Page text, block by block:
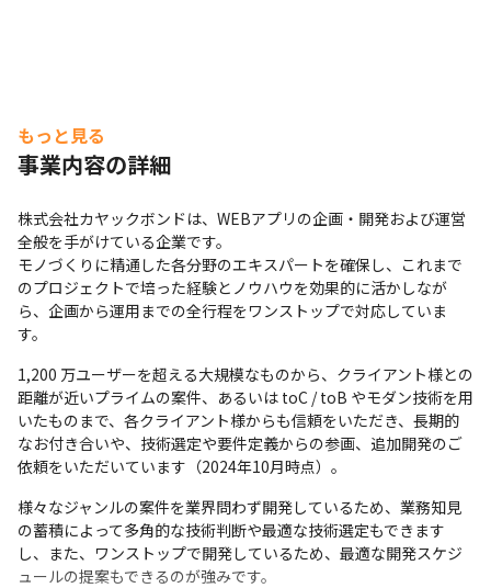
もっと見る
事業内容の詳細
株式会社カヤックボンドは、WEBアプリの企画・開発および運営
全般を手がけている企業です。
モノづくりに精通した各分野のエキスパートを確保し、これまで
のプロジェクトで培った経験とノウハウを効果的に活かしなが
ら、企画から運用までの全行程をワンストップで対応していま
す。
1,200 万ユーザーを超える大規模なものから、クライアント様との
距離が近いプライムの案件、あるいは toC / toB やモダン技術を用
いたものまで、各クライアント様からも信頼をいただき、長期的
なお付き合いや、技術選定や要件定義からの参画、追加開発のご
依頼をいただいています（2024年10月時点）。
様々なジャンルの案件を業界問わず開発しているため、業務知見
の蓄積によって多角的な技術判断や最適な技術選定もできます
し、また、ワンストップで開発しているため、最適な開発スケジ
ュールの提案もできるのが強みです。